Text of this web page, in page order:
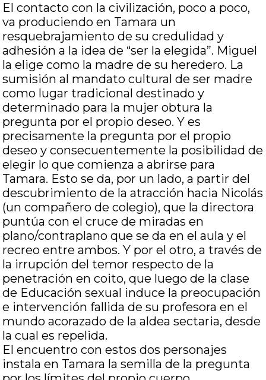
El contacto con la civilización, poco a poco,
va produciendo en Tamara un
resquebrajamiento de su credulidad y
adhesión a la idea de “ser la elegida”. Miguel
la elige como la madre de su heredero. La
sumisión al mandato cultural de ser madre
como lugar tradicional destinado y
determinado para la mujer obtura la
pregunta por el propio deseo. Y es
precisamente la pregunta por el propio
deseo y consecuentemente la posibilidad de
elegir lo que comienza a abrirse para
Tamara. Esto se da, por un lado, a partir del
descubrimiento de la atracción hacia Nicolás
(un compañero de colegio), que la directora
puntúa con el cruce de miradas en
plano/contraplano que se da en el aula y el
recreo entre ambos. Y por el otro, a través de
la irrupción del temor respecto de la
penetración en coito, que luego de la clase
de Educación sexual induce la preocupación
e intervención fallida de su profesora en el
mundo acorazado de la aldea sectaria, desde
la cual es repelida.
El encuentro con estos dos personajes
instala en Tamara la semilla de la pregunta